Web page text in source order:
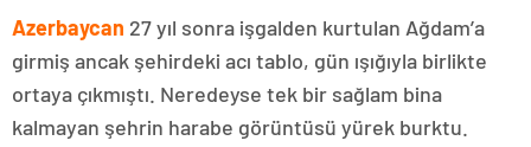
Azerbaycan 27 yıl sonra işgalden kurtulan Ağdam’a
girmiş ancak şehirdeki acı tablo, gün ışığıyla birlikte
ortaya çıkmıştı. Neredeyse tek bir sağlam bina
kalmayan şehrin harabe görüntüsü yürek burktu.